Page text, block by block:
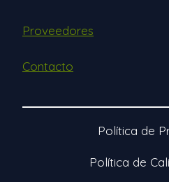
Proveedores
Contacto
Política de
Política de